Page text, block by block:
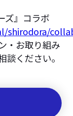
ズ』コラボ
shirodora/
・お取り組み
談ください。